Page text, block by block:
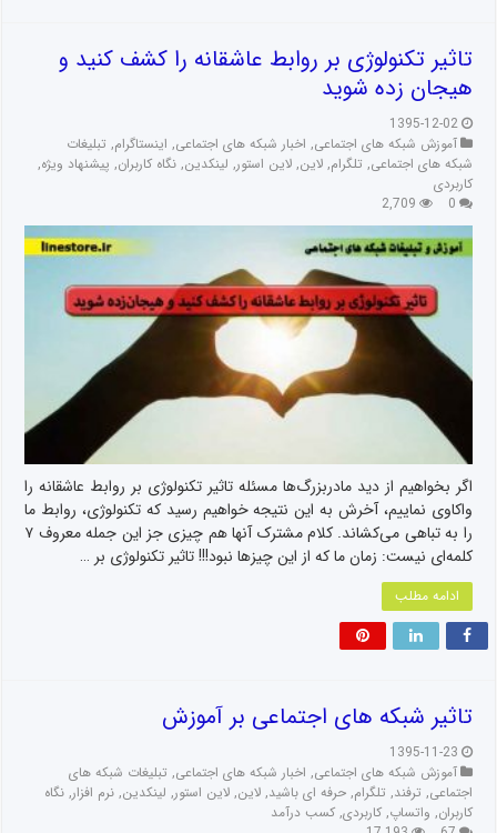
تاثیر تکنولوژی بر روابط عاشقانه را کشف کنید و
هیجان‌ زده شوید
1395-12-02
آموزش شبکه های اجتماعی, اخبار شبکه های اجتماعی, اینستاگرام, تبلیغات
شبکه های اجتماعی, تلگرام, لاین, لاین استور, لینکدین, نگاه کاربران, پیشنهاد ویژه,
کاربردی
0
2,709
اگر بخواهیم از دید مادربزرگ‌ها مسئله تاثیر تکنولوژی بر روابط عاشقانه را
واکاوی نماییم، آخرش به این نتیجه خواهیم رسید که تکنولوژی، روابط ما
را به تباهی می‌کشاند. کلام مشترک آنها هم چیزی جز این جمله معروف ۷
کلمه‌ای نیست: زمان ما که از این چیزها نبود!!! تاثیر تکنولوژی بر …
ادامه مطلب
تاثیر شبکه های اجتماعی بر آموزش
1395-11-23
آموزش شبکه های اجتماعی, اخبار شبکه های اجتماعی, تبلیغات شبکه های
اجتماعی, ترفند, تلگرام, حرفه ای باشید, لاین, لاین استور, لینکدین, نرم افزار, نگاه
کاربران, واتساپ, کاربردی, کسب درآمد